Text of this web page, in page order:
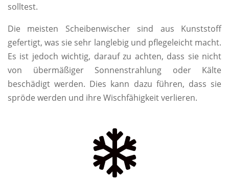
solltest.
Die meisten Scheibenwischer sind aus Kunststoff
gefertigt, was sie sehr langlebig und pflegeleicht macht.
Es ist jedoch wichtig, darauf zu achten, dass sie nicht
von übermäßiger Sonnenstrahlung oder Kälte
beschädigt werden. Dies kann dazu führen, dass sie
spröde werden und ihre Wischfähigkeit verlieren.
